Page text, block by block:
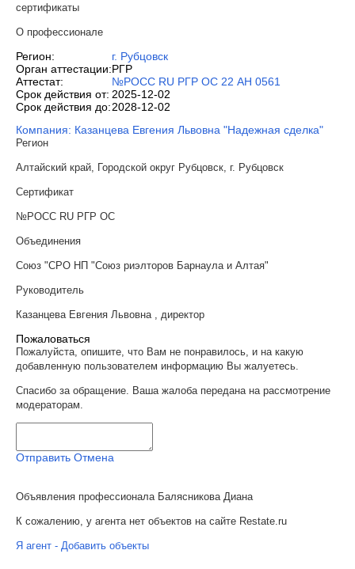
сертификаты
О профессионале
Регион:
г. Рубцовск
Орган аттестации:РГР
Аттестат:
№РОСС RU РГР ОС 22 АН 0561
Срок действия от: 2025-12-02
Срок действия до:2028-12-02
Компания: Казанцева Евгения Львовна "Надежная сделка"
Регион
Алтайский край, Городской округ Рубцовск, г. Рубцовск
Сертификат
№РОСС RU РГР ОС
Объединения
Союз "СРО НП "Союз риэлторов Барнаула и Алтая"
Руководитель
Казанцева Евгения Львовна , директор
Пожаловаться
Пожалуйста, опишите, что Вам не понравилось, и на какую
добавленную пользователем информацию Вы жалуетесь.
Спасибо за обращение. Ваша жалоба передана на рассмотрение
модераторам.
Отправить Отмена
Объявления профессионала Балясникова Диана
К сожалению, у агента нет объектов на сайте Restate.ru
Я агент - Добавить объекты